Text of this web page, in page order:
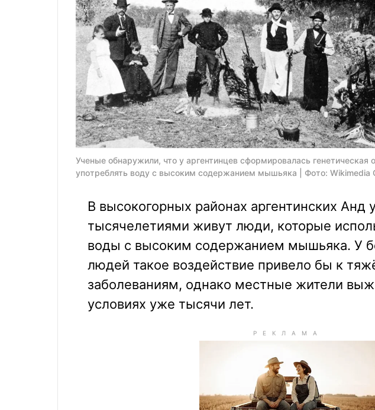
Ученые обнаружили, что у аргентинцев сформировалась генетическая
употреблять воду с высоким содержанием мышьяка | Фото: Wikimedia
В высокогорных районах аргентинских Анд
тысячелетиями живут люди, которые
воды с высоким содержанием мышьяка. У
людей такое воздействие привело бы к
заболеваниям, однако местные жители
условиях уже тысячи лет.